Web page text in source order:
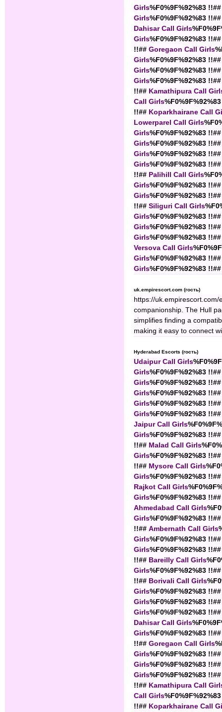
Girls%F0%9F%92%83 !!##
Girls%F0%9F%92%83 !!##
Dahisar Call Girls
Girls%F0%9F%92%83 !!##
!!## Goregaon Call Girls
Girls%F0%9F%92%83 !!##
Girls%F0%9F%92%83 !!##
Girls%F0%9F%92%83 !!##
!!## Kamathipura Call
Call Girls
!!## Koparkhairane Call
Lowerparel Call Girls
Girls%F0%9F%92%83 !!##
Girls%F0%9F%92%83 !!##
Girls%F0%9F%92%83 !!##
Girls%F0%9F%92%83 !!##
!!## Palihill Call Girls
Girls%F0%9F%92%83 !!##
Girls%F0%9F%92%83 !!##
!!## Siliguri Call Girls
Girls%F0%9F%92%83 !!##
Girls%F0%9F%92%83 !!##
Girls%F0%9F%92%83 !!##
Versova Call Girls
Girls%F0%9F%92%83 !!##
Girls%F0%9F%92%83 !!##
uk.empirescort.com (гость)
https://
companionship. The Hull
simplifies finding a
making it easy to connect
Hyderabad Escorts (гость)
Udaipur Call Girls
Girls%F0%9F%92%83 !!##
Girls%F0%9F%92%83 !!##
Girls%F0%9F%92%83 !!##
Girls%F0%9F%92%83 !!##
Girls%F0%9F%92%83 !!##
Jaipur Call Girls
Girls%F0%9F%92%83 !!##
!!## Malad Call Girls
Girls%F0%9F%92%83 !!##
!!## Mysore Call Girls
Girls%F0%9F%92%83 !!##
Rajkot Call Girls
Girls%F0%9F%92%83 !!##
Ahmedabad Call Girls
Girls%F0%9F%92%83 !!##
!!## Ambernath Call Girls
Girls%F0%9F%92%83 !!##
Girls%F0%9F%92%83 !!##
!!## Bareilly Call Girls
Girls%F0%9F%92%83 !!##
!!## Borivali Call Girls
Girls%F0%9F%92%83 !!##
Girls%F0%9F%92%83 !!##
Girls%F0%9F%92%83 !!##
Dahisar Call Girls
Girls%F0%9F%92%83 !!##
!!## Goregaon Call Girls
Girls%F0%9F%92%83 !!##
Girls%F0%9F%92%83 !!##
Girls%F0%9F%92%83 !!##
!!## Kamathipura Call
Call Girls
!!## Koparkhairane Call